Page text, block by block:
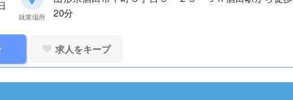
就業場所
20分
求人をキープ